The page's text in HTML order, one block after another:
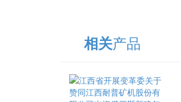
相关产品